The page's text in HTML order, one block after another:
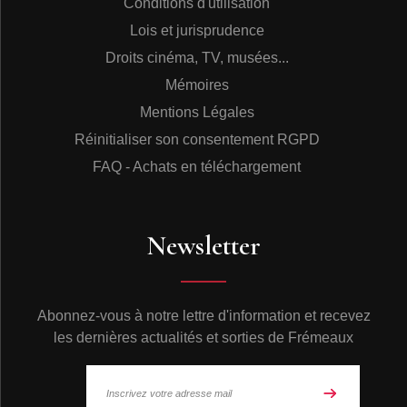
16. Direction commissariat…2’55
17. Comme dans toute communauté au sein de
laquelle ou souhaite faire sa place…
18. Les Desmarchelier n’ont pas de passé ni
19. Desmarchelier, quand il a un petit verre dans le
4’04
20. J’ai fait ma toilette et je suis allé me
2’58
23. Pas de stock, pas d’inventaire, pas de
01. A six heures on nous extrait pour nous
conduire…2’45
3’43
Conditions d'utilisation
Lois et jurisprudence
Droits cinéma, TV, musées...
Mémoires
Mentions Légales
Réinitialiser son consentement RGPD
FAQ - Achats en téléchargement
Newsletter
Abonnez-vous à notre lettre d'information et recevez
les dernières actualités et sorties de Frémeaux